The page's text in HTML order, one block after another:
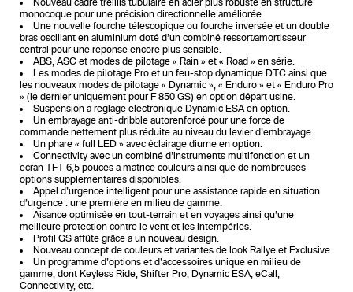
Nouveau cadre treillis tubulaire en acier plus robuste en structure
monocoque pour une précision directionnelle améliorée.
Une nouvelle fourche télescopique ou fourche inversée et un double
bras oscillant en aluminium doté d’un combiné ressort/amortisseur
central pour une réponse encore plus sensible.
ABS, ASC et modes de pilotage « Rain » et « Road » en série.
Les modes de pilotage Pro et un feu-stop dynamique DTC ainsi que
les nouveaux modes de pilotage « Dynamic », « Enduro » et « Enduro Pro
» (le dernier uniquement pour F 850 GS) en option départ usine.
Suspension à réglage électronique Dynamic ESA en option.
Un embrayage anti-dribble autorenforcé pour une force de
commande nettement plus réduite au niveau du levier d’embrayage.
Un phare « full LED » avec éclairage diurne en option.
Connectivity avec un combiné d’instruments multifonction et un
écran TFT 6,5 pouces à matrice couleurs ainsi que de nombreuses
options supplémentaires disponibles.
Appel d’urgence intelligent pour une assistance rapide en situation
d’urgence : une première en milieu de gamme.
Aisance optimisée en tout-terrain et en voyages ainsi qu’une
meilleure protection contre le vent et les intempéries.
Profil GS affûté grâce à un nouveau design.
Nouveau concept de couleurs et variantes de look Rallye et Exclusive.
Un programme d’options et d’accessoires unique en milieu de
gamme, dont Keyless Ride, Shifter Pro, Dynamic ESA, eCall,
Connectivity, etc.